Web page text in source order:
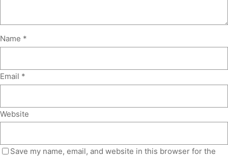
Name *
Email *
Website
Save my name, email, and website in this browser for the